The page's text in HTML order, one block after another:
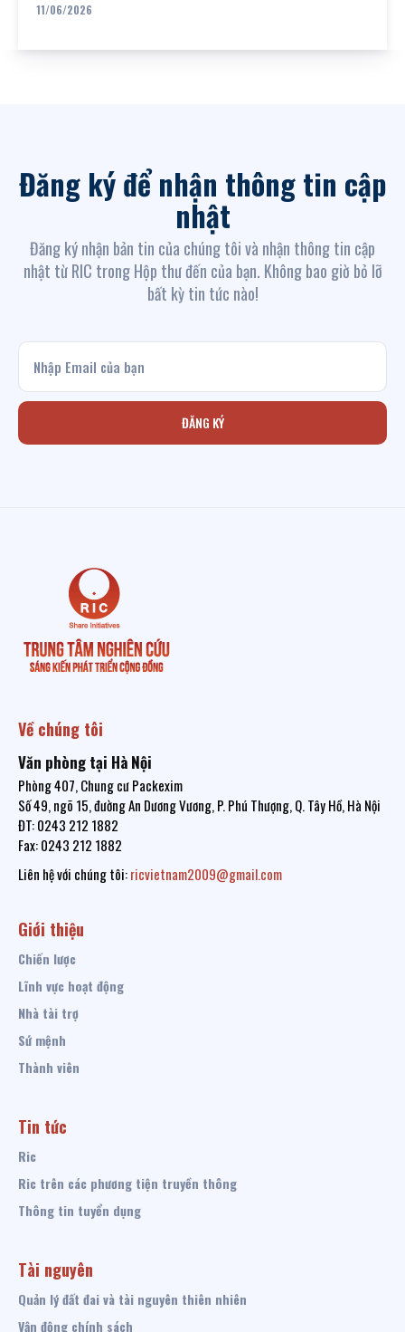
11/06/2026
Đăng ký để nhận thông tin cập
nhật
Đăng ký nhận bản tin của chúng tôi và nhận thông tin cập
nhật từ RIC trong Hộp thư đến của bạn. Không bao giờ bỏ lỡ
bất kỳ tin tức nào!
ĐĂNG KÝ
Về chúng tôi
Văn phòng tại Hà Nội
Phòng 407, Chung cư Packexim
Số 49, ngõ 15, đường An Dương Vương, P. Phú Thượng, Q. Tây Hồ, Hà Nội
ĐT: 0243 212 1882
Fax: 0243 212 1882
Liên hệ với chúng tôi:ricvietnam2009@gmail.com
Giới thiệu
Chiến lược
Lĩnh vực hoạt động
Nhà tài trợ
Sứ mệnh
Thành viên
Tin tức
Ric
Ric trên các phương tiện truyền thông
Thông tin tuyển dụng
Tài nguyên
Quản lý đất đai và tài nguyên thiên nhiên
Vận động chính sách